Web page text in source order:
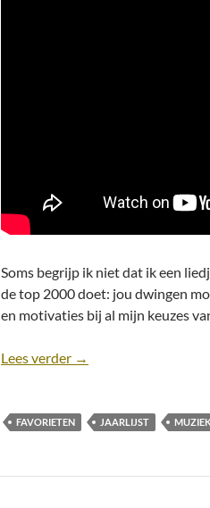
Soms begrijp ik niet dat ik een
de top 2000 doet: jou dwingen
en motivaties bij al mijn keuzes
Lees verder Top 2000: mijn
→
FAVORIETEN JAARLIJST MUZIEK